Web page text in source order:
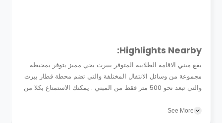
Highlights Nearby:
يقع مبني الاقامة الطلابية المتوفر ببيرث بحي مميز يتوفر بمحيطه
مجموعة من وسائل الانتقال المختلفة والتي تضم محطة قطار بيرث
والتي تبعد نحو 500 متر فقط من المبني . يمكنك الاستمتاع بكلا من
See More